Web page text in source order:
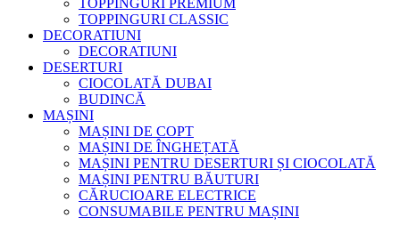
TOPPINGURI PREMIUM
TOPPINGURI CLASSIC
DECORATIUNI
DECORATIUNI
DESERTURI
CIOCOLATĂ DUBAI
BUDINCĂ
MAȘINI
MAȘINI DE COPT
MAȘINI DE ÎNGHEȚATĂ
MAȘINI PENTRU DESERTURI ȘI CIOCOLATĂ
MAȘINI PENTRU BĂUTURI
CĂRUCIOARE ELECTRICE
CONSUMABILE PENTRU MAȘINI